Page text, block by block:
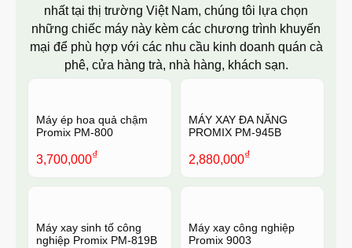
nhất tại thị trường Việt Nam, chúng tôi lựa chọn
những chiếc máy này kèm các chương trình khuyến
mại để phù hợp với các nhu cầu kinh doanh quán cà
phê, cửa hàng trà, nhà hàng, khách sạn.
Máy ép hoa quả chậm
Promix PM-800
3,700,000₫
MÁY XAY ĐA NĂNG
PROMIX PM-945B
2,880,000₫
Máy xay sinh tố công
nghiệp Promix PM-819B
Máy xay công nghiệp
Promix 9003